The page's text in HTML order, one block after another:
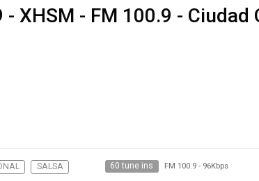
- XHSM - FM 100.9 - Ciudad
SALSA 60 tune ins FM 100.9- 96Kbps